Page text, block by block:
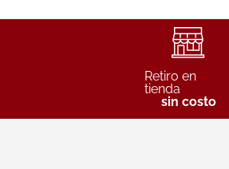
Retiro en
tienda
sin costo